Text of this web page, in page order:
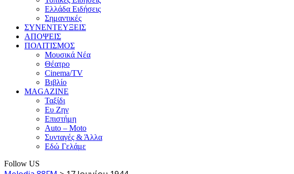
Ελλάδα Ειδήσεις
Σημαντικές
ΣΥΝΕΝΤΕΥΞΕΙΣ
ΑΠΟΨΕΙΣ
ΠΟΛΙΤΙΣΜΟΣ
Μουσικά Νέα
Θέατρο
Cinema/TV
Βιβλίο
MAGAZINE
Ταξίδι
Ευ Ζην
Επιστήμη
Auto – Moto
Συνταγές & Άλλα
Εδώ Γελάμε
Follow US